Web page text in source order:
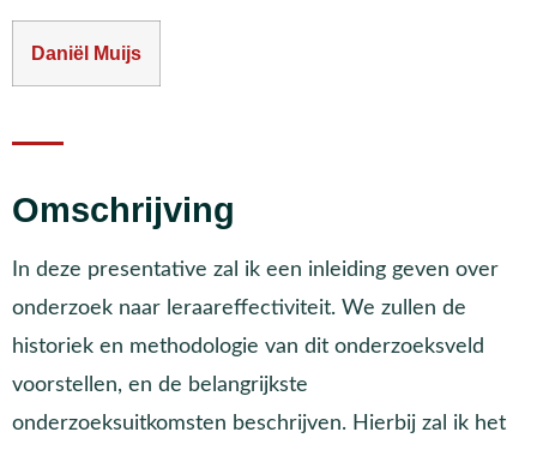
Daniël Muijs
Omschrijving
In deze presentative zal ik een inleiding geven over
onderzoek naar leraareffectiviteit. We zullen de
historiek en methodologie van dit onderzoeksveld
voorstellen, en de belangrijkste
onderzoeksuitkomsten beschrijven. Hierbij zal ik het